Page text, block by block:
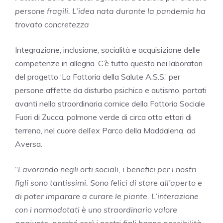
persone fragili. L’idea nata durante la pandemia ha
trovato concretezza
Integrazione, inclusione, socialità e acquisizione delle
competenze in allegria. C’è tutto questo nei laboratori
del progetto ‘La Fattoria della Salute A.S.S.’ per
persone affette da disturbo psichico e autismo, portati
avanti nella straordinaria cornice della Fattoria Sociale
Fuori di Zucca, polmone verde di circa otto ettari di
terreno, nel cuore dell’ex Parco della Maddalena, ad
Aversa.
“Lavorando negli orti sociali, i benefici per i nostri
figli sono tantissimi. Sono felici di stare all’aperto e
di poter imparare a curare le piante. L’interazione
con i normodotati è uno straordinario valore